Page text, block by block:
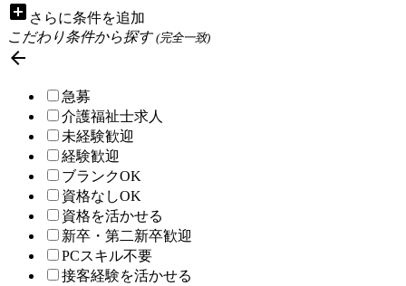
add_box さらに条件を追加
こだわり条件から探す(完全一致)

急募
介護福祉士求人
未経験歓迎
経験歓迎
ブランクOK
資格なしOK
資格を活かせる
新卒・第二新卒歓迎
PCスキル不要
接客経験を活かせる